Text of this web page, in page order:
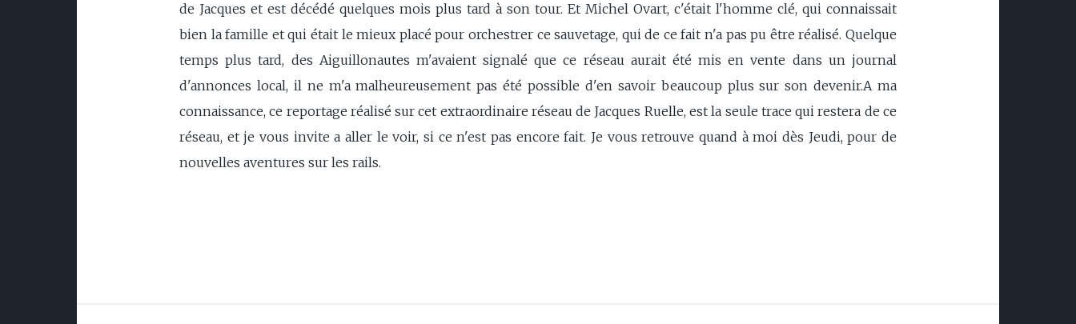
de Jacques et est décédé quelques mois plus tard à son tour. Et Michel Ovart, c'était l'homme clé, qui connaissait
bien la famille et qui était le mieux placé pour orchestrer ce sauvetage, qui de ce fait n'a pas pu être réalisé. Quelque
temps plus tard, des Aiguillonautes m'avaient signalé que ce réseau aurait été mis en vente dans un journal
d'annonces local, il ne m'a malheureusement pas été possible d'en savoir beaucoup plus sur son devenir.A ma
connaissance, ce reportage réalisé sur cet extraordinaire réseau de Jacques Ruelle, est la seule trace qui restera de ce
réseau, et je vous invite a aller le voir, si ce n'est pas encore fait. Je vous retrouve quand à moi dès Jeudi, pour de
nouvelles aventures sur les rails.